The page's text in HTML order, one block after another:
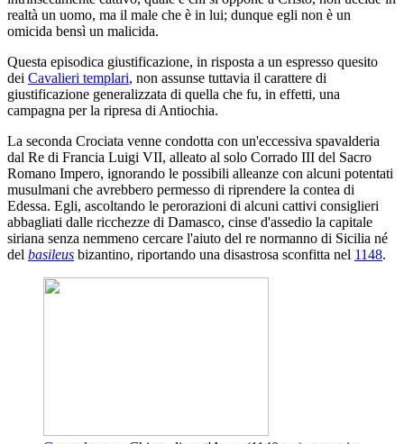
realtà un uomo, ma il male che è in lui; dunque egli non è un
omicida bensì un malicida.
Questa episodica giustificazione, in risposta a un espresso quesito
dei Cavalieri templari, non assunse tuttavia il carattere di
giustificazione generalizzata di quella che fu, in effetti, una
campagna per la ripresa di Antiochia.
La seconda Crociata venne condotta con un'eccessiva spavalderia
dal Re di Francia Luigi VII, alleato al solo Corrado III del Sacro
Romano Impero, ignorando le possibili alleanze con alcuni potentati
musulmani che avrebbero permesso di riprendere la contea di
Edessa. Egli, ascoltando le perorazioni di alcuni cattivi consiglieri
abbagliati dalle ricchezze di Damasco, cinse d'assedio la capitale
siriana senza nemmeno cercare l'aiuto del re normanno di Sicilia né
del basileus bizantino, riportando una disastrosa sconfitta nel 1148.